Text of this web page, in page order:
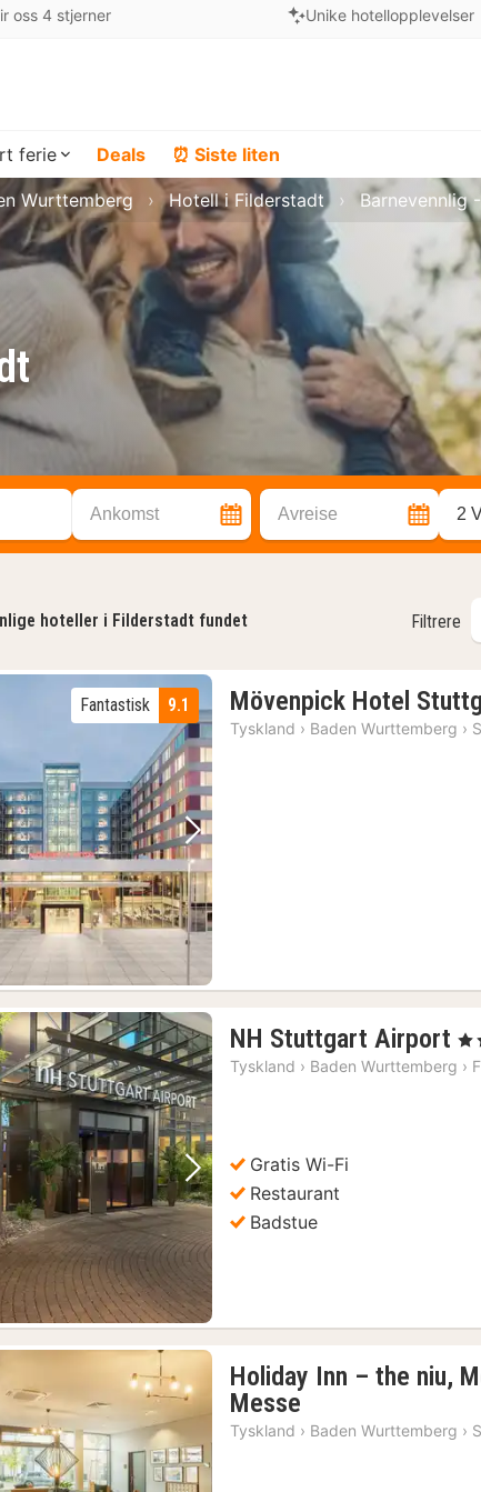
oss 4 stjerner Unike hotellopplevelser
ferie Deals ⏰ Siste liten
Wurttemberg Hotell i Filderstadt Barnevennlig
Ankomst Avreise 2
hoteller i Filderstadt fundet Filtrere
bilde Neste bilde
9.1
Fantastisk Mövenpick Hotel
Tyskland › Baden Wurttemberg ›
bilde Neste bilde
NH Stuttgart Airport 1
, 4
Tyskland › Baden Wurttemberg ›
Gratis Wi-Fi
Restaurant
Badstue
Holiday Inn – the niu,
Messe
natt
Tyskland › Baden Wurttemberg ›